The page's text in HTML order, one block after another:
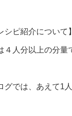
シピ紹介について】
４人分以上の分量
グでは、あえて1